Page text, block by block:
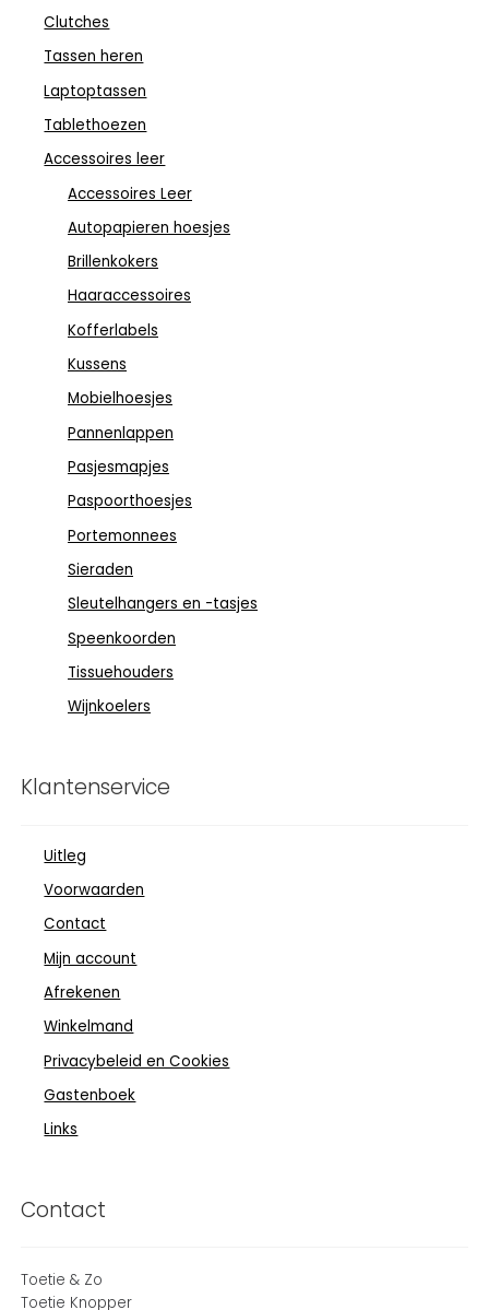
Clutches
Tassen heren
Laptoptassen
Tablethoezen
Accessoires leer
Accessoires Leer
Autopapieren hoesjes
Brillenkokers
Haaraccessoires
Kofferlabels
Kussens
Mobielhoesjes
Pannenlappen
Pasjesmapjes
Paspoorthoesjes
Portemonnees
Sieraden
Sleutelhangers en -tasjes
Speenkoorden
Tissuehouders
Wijnkoelers
Klantenservice
Uitleg
Voorwaarden
Contact
Mijn account
Afrekenen
Winkelmand
Privacybeleid en Cookies
Gastenboek
Links
Contact
Toetie & Zo
Toetie Knopper